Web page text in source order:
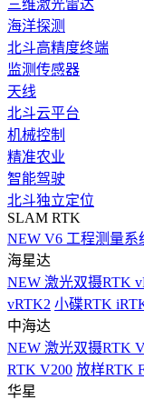
三维激光雷达
海洋探测
北斗高精度终端
监测传感器
天线
北斗云平台
机械控制
精准农业
智能驾驶
北斗独立定位
SLAM RTK
NEW V6 工程测量系
海星达
NEW 激光双摄RTK
vRTK2 小碟RTK
中海达
NEW 激光双摄RTK
RTK V200 放样RTK
华星